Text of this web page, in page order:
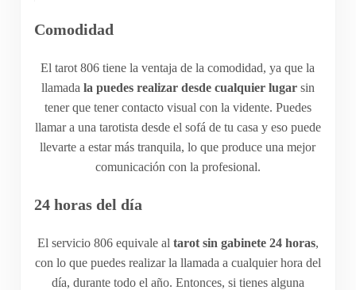
Comodidad
El tarot 806 tiene la ventaja de la comodidad, ya que la
llamada la puedes realizar desde cualquier lugarsin
tener que tener contacto visual con la vidente. Puedes
llamar a una tarotista desde el sofá de tu casa y eso puede
llevarte a estar más tranquila, lo que produce una mejor
comunicación con la profesional.
24 horas del día
El servicio 806 equivale al tarot sin gabinete 24 horas,
con lo que puedes realizar la llamada a cualquier hora del
día, durante todo el año. Entonces, si tienes alguna